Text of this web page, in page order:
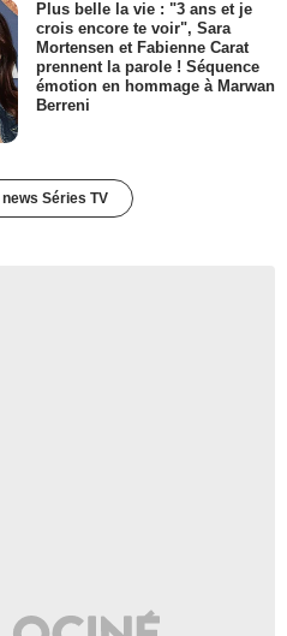
Plus belle la vie : "3 ans et je
crois encore te voir", Sara
Mortensen et Fabienne Carat
prennent la parole ! Séquence
émotion en hommage à Marwan
Berreni
Séries TV